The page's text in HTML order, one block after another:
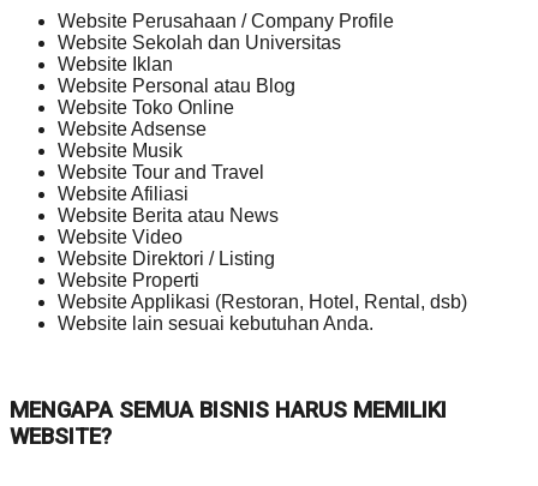
Website Perusahaan / Company Profile
Website Sekolah dan Universitas
Website Iklan
Website Personal atau Blog
Website Toko Online
Website Adsense
Website Musik
Website Tour and Travel
Website Afiliasi
Website Berita atau News
Website Video
Website Direktori / Listing
Website Properti
Website Applikasi (Restoran, Hotel, Rental, dsb)
Website lain sesuai kebutuhan Anda.
MENGAPA SEMUA BISNIS HARUS MEMILIKI
WEBSITE?